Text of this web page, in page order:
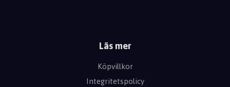
Läs mer
Köpvillkor
Integritetspolicy